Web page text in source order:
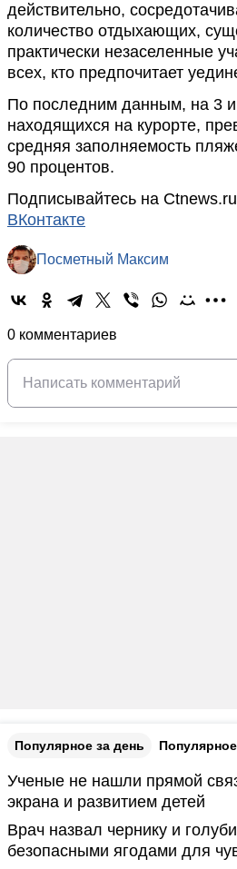
действительно,
количество отдыхающих,
практически незаселенные
всех, кто предпочитает
По последним данным, на 3
находящихся на курорте,
средняя заполняемость
90 процентов.
Подписывайтесь на
ВКонтакте
Посметный Максим
0 комментариев
Популярное за день
Ученые не нашли прямой
экрана и развитием детей
Врач назвал чернику и
безопасными ягодами для